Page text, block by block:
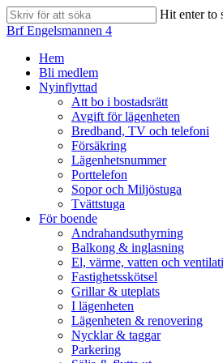
Skip
to
content
Hit enter to
Close
Brf Engelsmannen 4
search
Menu
Hem
Bli medlem
Nyinflyttad
Att bo i bostadsrätt
Avgift för lägenheten
Bredband, TV och telefoni
Försäkring
Lägenhetsnummer
Porttelefon
Sopor och Miljöstuga
Tvättstuga
För boende
Andrahandsuthyrning
Balkong & inglasning
El, värme, vatten och
Fastighetsskötsel
Grillar & uteplats
I lägenheten
Lägenheten & renovering
Nycklar & taggar
Parkering